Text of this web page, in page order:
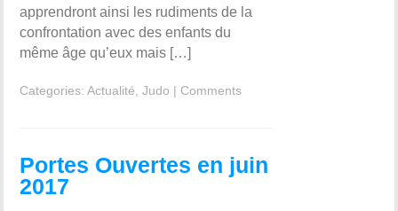
apprendront ainsi les rudiments de la
confrontation avec des enfants du
même âge qu’eux mais […]
Categories:Actualité ,Judo | Comments
Portes Ouvertes en juin
2017